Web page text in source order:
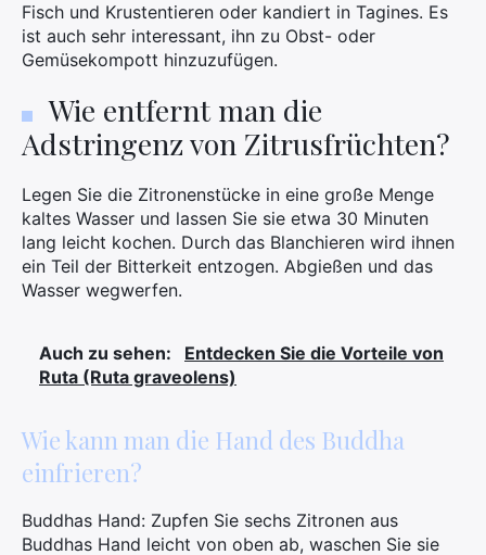
Fisch und Krustentieren oder kandiert in Tagines. Es
ist auch sehr interessant, ihn zu Obst- oder
Gemüsekompott hinzuzufügen.
Wie entfernt man die
Adstringenz von Zitrusfrüchten?
Legen Sie die Zitronenstücke in eine große Menge
kaltes Wasser und lassen Sie sie etwa 30 Minuten
lang leicht kochen. Durch das Blanchieren wird ihnen
ein Teil der Bitterkeit entzogen. Abgießen und das
Wasser wegwerfen.
Auch zu sehen:
Entdecken Sie die Vorteile von
Ruta (Ruta graveolens)
Wie kann man die Hand des Buddha
einfrieren?
Buddhas Hand: Zupfen Sie sechs Zitronen aus
Buddhas Hand leicht von oben ab, waschen Sie sie